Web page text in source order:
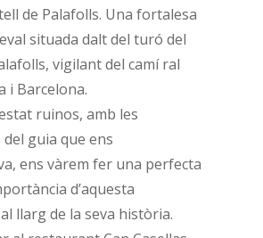
de Palafolls. Una fortalesa
situada dalt del turó del
vigilant del camí ral
i Barcelona.
ruinos, amb les
guia que ens
ens vàrem fer una perfecta
d’aquesta
llarg de la seva història.